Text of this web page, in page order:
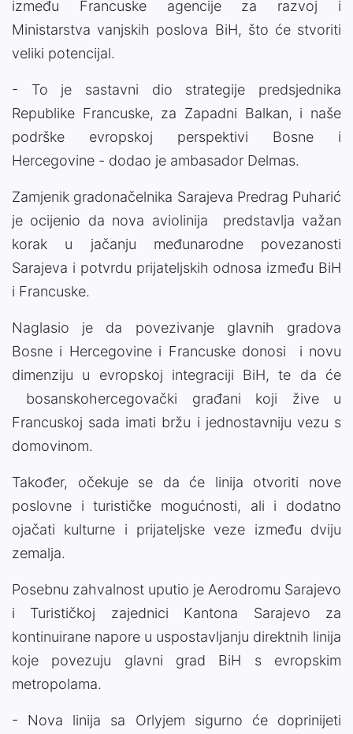
između Francuske agencije za razvoj i
Ministarstva vanjskih poslova BiH, što će stvoriti
veliki potencijal.
- To je sastavni dio strategije predsjednika
Republike Francuske, za Zapadni Balkan, i naše
podrške evropskoj perspektivi Bosne i
Hercegovine - dodao je ambasador Delmas.
Zamjenik gradonačelnika Sarajeva Predrag Puharić
je ocijenio da nova aviolinija predstavlja važan
korak u jačanju međunarodne povezanosti
Sarajeva i potvrdu prijateljskih odnosa između BiH
i Francuske.
Naglasio je da povezivanje glavnih gradova
Bosne i Hercegovine i Francuske donosi i novu
dimenziju u evropskoj integraciji BiH, te da će
bosanskohercegovački građani koji žive u
Francuskoj sada imati bržu i jednostavniju vezu s
domovinom.
Također, očekuje se da će linija otvoriti nove
poslovne i turističke mogućnosti, ali i dodatno
ojačati kulturne i prijateljske veze između dviju
zemalja.
Posebnu zahvalnost uputio je Aerodromu Sarajevo
i Turističkoj zajednici Kantona Sarajevo za
kontinuirane napore u uspostavljanju direktnih linija
koje povezuju glavni grad BiH s evropskim
metropolama.
- Nova linija sa Orlyjem sigurno će doprinijeti